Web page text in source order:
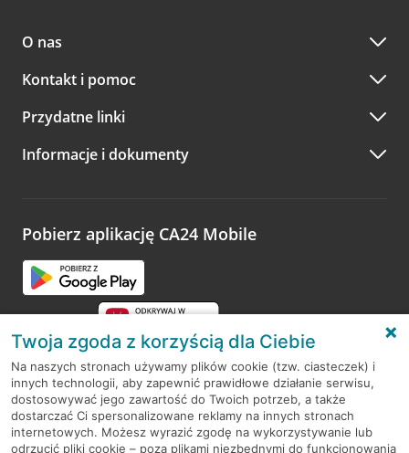
O nas
Kontakt i pomoc
Przydatne linki
Informacje i dokumenty
Pobierz aplikację CA24 Mobile
RODO
Regulamin serwisu
Twoja zgoda z korzyścią dla Ciebie
Na naszych stronach używamy plików cookie (tzw. ciasteczek) i
innych technologii, aby zapewnić prawidłowe działanie serwisu,
dostosowywać jego zawartość do Twoich potrzeb, a także
dostarczać Ci spersonalizowane reklamy na innych stronach
internetowych. Możesz wyrazić zgodę na wykorzystywanie lub
odrzucić pliki cookie – poza plikami niezbędnymi do funkcjonowania